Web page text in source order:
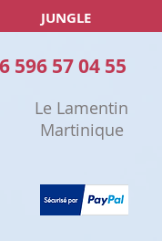
JUNGLE
Le Lamentin
Martinique
596 57 04 55